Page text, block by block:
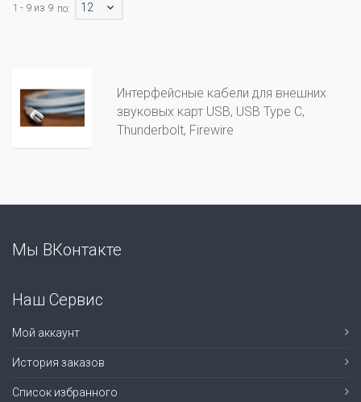
1 - 9 из 9 по: 12
Интерфейсные кабели для внешних
звуковых карт USB, USB Type C,
Thunderbolt, Firewire
Мы ВКонтакте
Наш Сервис
Мой аккаунт
История заказов
Список избранного